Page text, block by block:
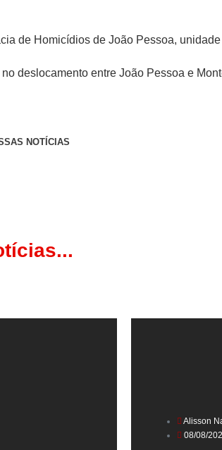
de Homicídios de João Pessoa,
deslocamento entre João Pessoa e
NOTÍCIAS
Alisson
08/08/